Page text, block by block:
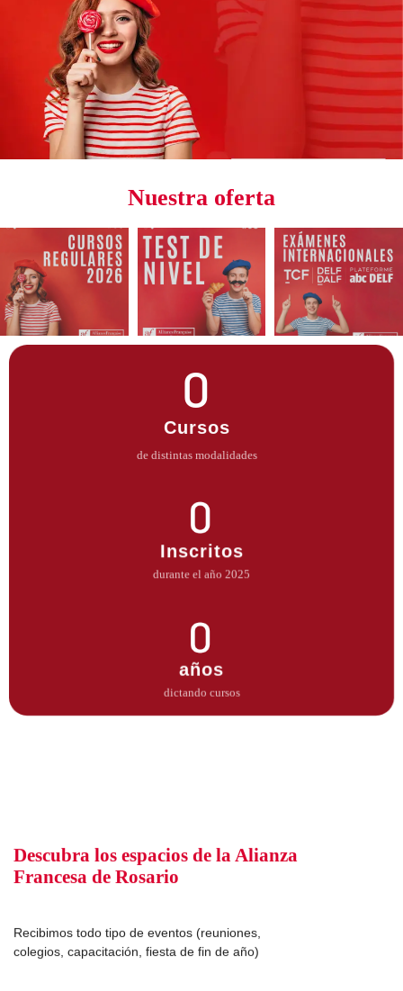
Nuestra oferta
0
Cursos
de distintas modalidades
0
Inscritos
durante el año 2025
0
años
dictando cursos
Descubra los espacios de la Alianza
Francesa de Rosario
Recibimos todo tipo de eventos (reuniones,
colegios, capacitación, fiesta de fin de año)